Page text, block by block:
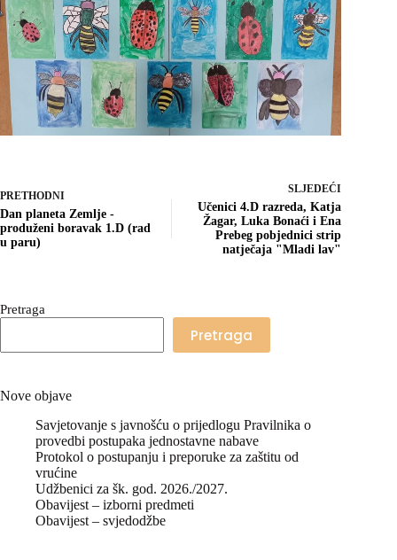
PRETHODNI
Dan planeta Zemlje -
produženi boravak 1.D (rad
u paru)
SLJEDEĆI
Učenici 4.D razreda, Katja
Žagar, Luka Bonaći i Ena
Prebeg pobjednici strip
natječaja "Mladi lav"
Pretraga
Pretraga
Nove objave
Savjetovanje s javnošću o prijedlogu Pravilnika o
provedbi postupaka jednostavne nabave
Protokol o postupanju i preporuke za zaštitu od
vrućine
Udžbenici za šk. god. 2026./2027.
Obavijest – izborni predmeti
Obavijest – svjedodžbe